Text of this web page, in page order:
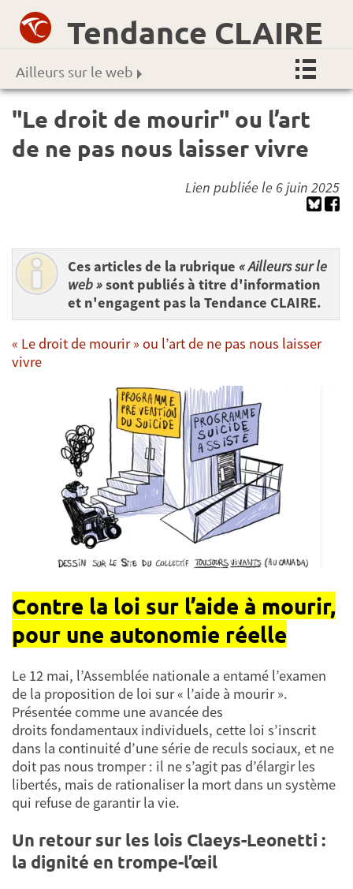
Tendance CLAIRE
Ailleurs sur le web
"Le droit de mourir" ou l’art
de ne pas nous laisser vivre
Lien publiée le 6 juin 2025
Ces articles de la rubrique « Ailleurs sur le
web »sont publiés à titre d'information
et n'engagent pas la Tendance CLAIRE.
« Le droit de mourir » ou l’art de ne pas nous laisser
vivre
Contre la loi sur l’aide à mourir,
pour une autonomie réelle
Le 12 mai, l’Assemblée nationale a entamé l’examen
de la proposition de loi sur « l’aide à mourir ».
Présentée comme une avancée des
droits fondamentaux individuels, cette loi s’inscrit
dans la continuité d’une série de reculs sociaux, et ne
doit pas nous tromper : il ne s’agit pas d’élargir les
libertés, mais de rationaliser la mort dans un système
qui refuse de garantir la vie.
Un retour sur les lois Claeys-Leonetti :
la dignité en trompe-l’œil